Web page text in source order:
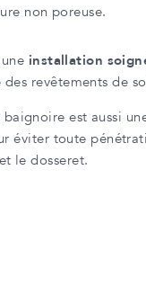
non poreuse.
installation
revêtements de
est aussi
éviter toute
le dosseret.